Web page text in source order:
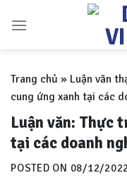
Trang chủ » Luận văn
cung ứng xanh tại các
Luận văn: Thực
tại các doanh
POSTED ON 08/12/2022